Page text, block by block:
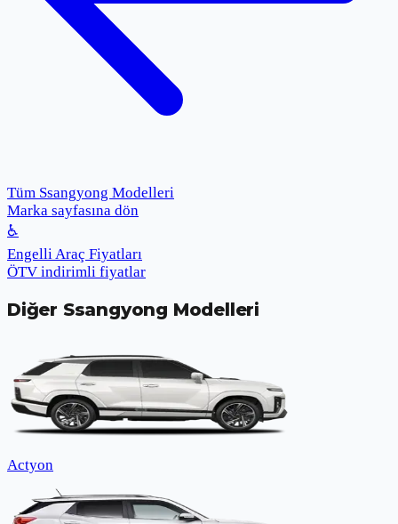
Tüm Ssangyong Modelleri
Marka sayfasına dön
♿
Engelli Araç Fiyatları
ÖTV indirimli fiyatlar
Diğer Ssangyong Modelleri
Actyon